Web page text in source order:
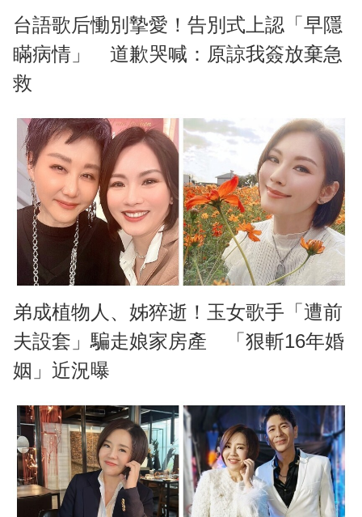
台語歌后慟別摯愛！告別式上認「早隱
瞞病情」 道歉哭喊：原諒我簽放棄急
救
弟成植物人、姊猝逝！玉女歌手「遭前
夫設套」騙走娘家房產 「狠斬16年婚
姻」近況曝